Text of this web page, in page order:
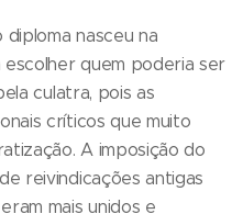
nasceu na
escolher quem poderia ser
culatra, pois as
críticos que muito
A imposição do
reivindicações antigas
mais unidos e